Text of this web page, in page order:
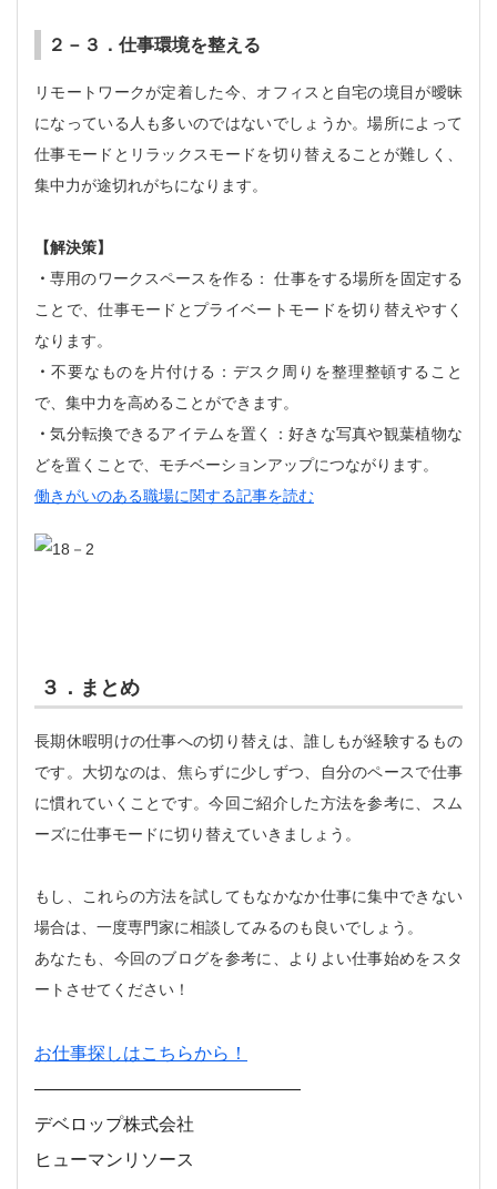
２－３．仕事環境を整える
リモートワークが定着した今、オフィスと自宅の境目が曖昧
になっている人も多いのではないでしょうか。場所によって
仕事モードとリラックスモードを切り替えることが難しく、
集中力が途切れがちになります。
【解決策】
・専用のワークスペースを作る： 仕事をする場所を固定する
ことで、仕事モードとプライベートモードを切り替えやすく
なります。
・ 不要なものを片付ける：デスク周りを整理整頓すること
で、集中力を高めることができます。
・気分転換できるアイテムを置く：好きな写真や観葉植物な
どを置くことで、モチベーションアップにつながります。
働きがいのある職場に関する記事を読む
３．まとめ
長期休暇明けの仕事への切り替えは、誰しもが経験するもの
です。大切なのは、焦らずに少しずつ、自分のペースで仕事
に慣れていくことです。今回ご紹介した方法を参考に、スム
ーズに仕事モードに切り替えていきましょう。
もし、これらの方法を試してもなかなか仕事に集中できない
場合は、一度専門家に相談してみるのも良いでしょう。
あなたも、今回のブログを参考に、よりよい仕事始めをスタ
ートさせてください！
お仕事探しはこちらから！
―――――――――――――――
デベロップ株式会社
ヒューマンリソース